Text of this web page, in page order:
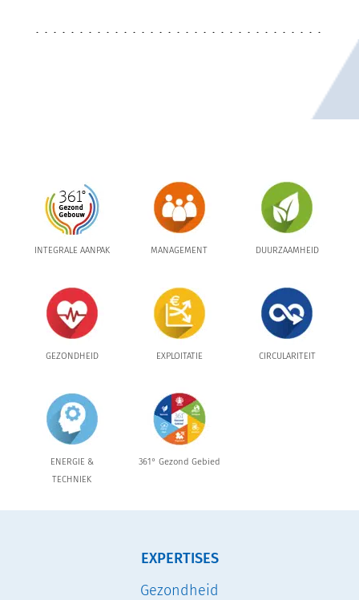
INTEGRALE AANPAK MANAGEMENT DUURZAAMHEID
GEZONDHEID EXPLOITATIE CIRCULARITEIT
ENERGIE &
TECHNIEK
361° Gezond Gebied
EXPERTISES
Gezondheid